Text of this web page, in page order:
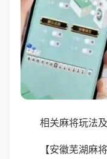
相关麻将玩法
【安徽芜湖麻